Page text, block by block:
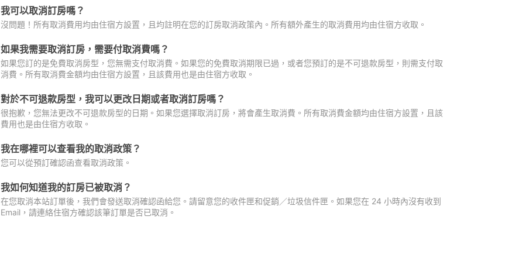
我可以取消訂房嗎？
沒問題！所有取消費用均由住宿方設置，且均註明在您的訂房取消政策內。所有額外產生的取消費用均由住宿方收取。
如果我需要取消訂房，需要付取消費嗎？
如果您訂的是免費取消房型，您無需支付取消費。如果您的免費取消期限已過，或者您預訂的是不可退款房型，則需支付取
消費。所有取消費金額均由住宿方設置，且該費用也是由住宿方收取。
對於不可退款房型，我可以更改日期或者取消訂房嗎？
很抱歉，您無法更改不可退款房型的日期。如果您選擇取消訂房，將會產生取消費。所有取消費金額均由住宿方設置，且該
費用也是由住宿方收取。
我在哪裡可以查看我的取消政策？
您可以從預訂確認函查看取消政策。
我如何知道我的訂房已被取消？
在您取消本站訂單後，我們會發送取消確認函給您。請留意您的收件匣和促銷／垃圾信件匣。如果您在 24 小時內沒有收到
Email，請連絡住宿方確認該筆訂單是否已取消。